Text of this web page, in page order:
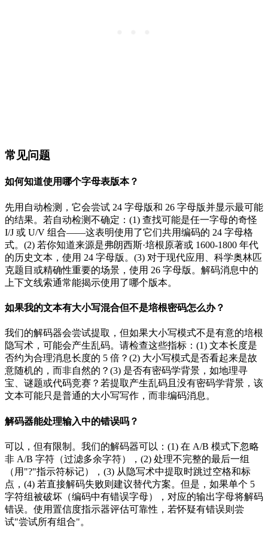
常见问题
如何知道使用哪个字母表版本？
先用自动检测，它会尝试 24 字母版和 26 字母版并显示最可能
的结果。若自动检测不确定：(1) 查找可能是任一字母的奇怪
I/J 或 U/V 组合——这表明使用了它们共用编码的 24 字母格
式。(2) 若你知道来源是弗朗西斯·培根原著或 1600-1800 年代
的历史文本，使用 24 字母版。(3) 对于现代应用、科学奥林匹
克题目或精确性重要的场景，使用 26 字母版。解码消息中的
上下文线索通常能揭示使用了哪个版本。
如果我的文本有大小写混合但不是培根密码怎么办？
我们的解码器会尝试提取，但如果大小写模式不是有意的培根
隐写术，可能会产生乱码。请检查这些指标：(1) 文本长度是
否约为合理消息长度的 5 倍？(2) 大小写模式是否看起来是故
意随机的，而非自然的？(3) 是否有密码学背景，如地理寻
宝、谜题或代码竞赛？若提取产生乱码且没有密码学背景，该
文本可能只是普通的大小写写作，而非编码消息。
解码器能处理输入中的错误吗？
可以，但有限制。我们的解码器可以：(1) 在 A/B 模式下忽略
非 A/B 字符（过滤多余字符），(2) 处理不完整的最后一组
（用"?"指示符标记），(3) 从隐写术中提取时跳过空格和标
点，(4) 若直接解码失败则建议替代方案。但是，如果单个 5
字符组被破坏（编码中有错误字母），对应的输出字母将解码
错误。使用置信度指示器评估可靠性，若怀疑有错误则尝
试"尝试所有组合"。